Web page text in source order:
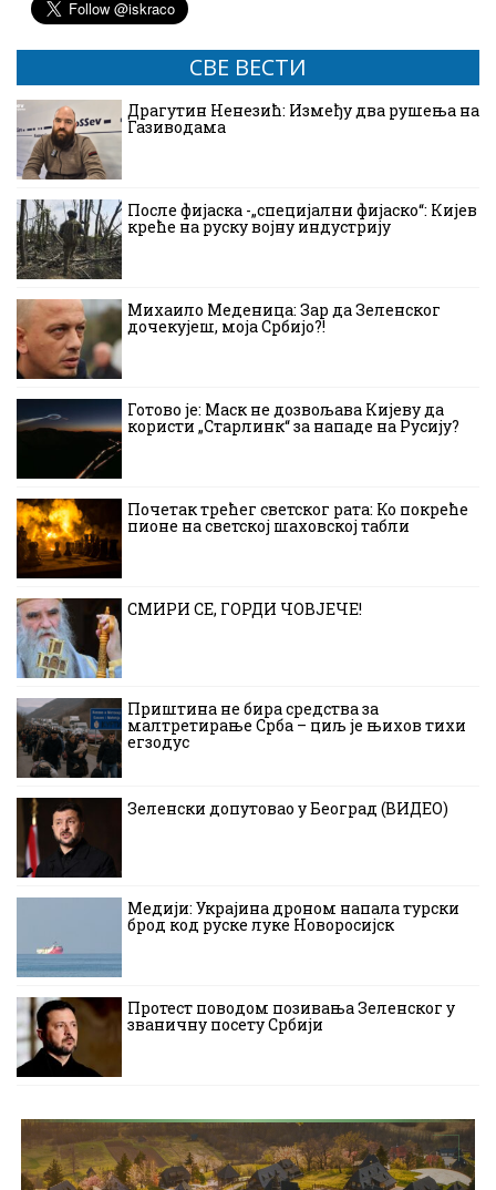
СВЕ ВЕСТИ
Драгутин Ненезић: Између два рушења на
Газиводама
После фијаска -„специјални фијаско“: Кијев
креће на руску војну индустрију
Михаило Меденица: Зар да Зеленског
дочекујеш, моја Србијо?!
Готово је: Маск не дозвољава Кијеву да
користи „Старлинк“ за нападе на Русију?
Почетак трећег светског рата: Ко покреће
пионе на светској шаховској табли
СМИРИ СЕ, ГОРДИ ЧОВЈЕЧЕ!
Приштина не бира средства за
малтретирање Срба – циљ је њихов тихи
егзодус
Зеленски допутовао у Београд (ВИДЕО)
Медији: Украјина дроном напала турски
брод код руске луке Новоросијск
Протест поводом позивања Зеленског у
званичну посету Србији